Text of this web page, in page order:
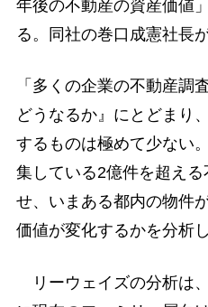
年後の不動産の資産価値
る。同社の巻口成憲社長
「多くの企業の不動産調
どうなるか』にとどまり
するものは極めて少ない
集している2億件を超え
せ、いまある都内の物件
価値が変化するかを分析
リーウェイズの分析は